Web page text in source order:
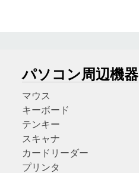
パソコン周辺機器
マウス
キーボード
テンキー
スキャナ
カードリーダー
プリンタ